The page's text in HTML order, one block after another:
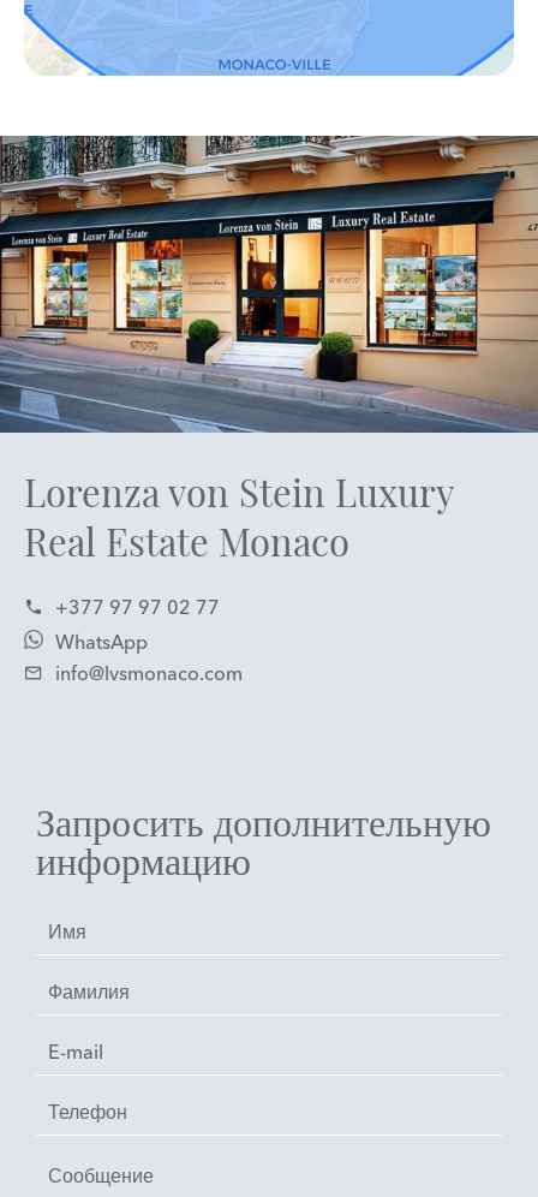
Lorenza von Stein Luxury
Real Estate Monaco
+377 97 97 02 77
WhatsApp
info@lvsmonaco.com
Запросить дополнительную
информацию